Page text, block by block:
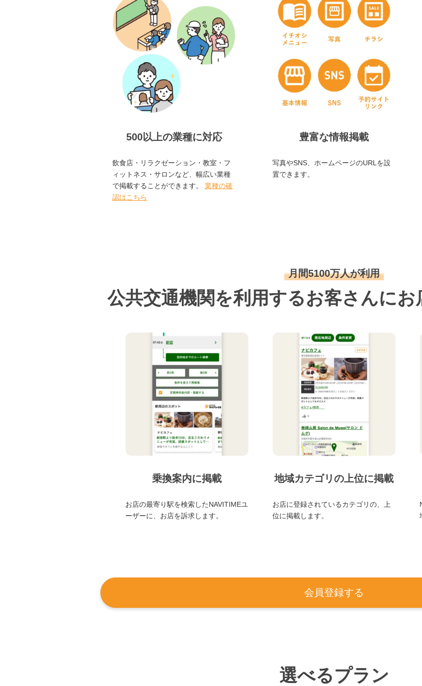
500以上の業種に対応
飲食店・リラクゼーション・教室・フ
ィットネス・サロンなど、幅広い業種
で掲載することができます。 業種の確
認はこちら
豊富な情報掲載
写真やSNS、ホームページのURLを設
置できます。
月間5100万人が利用
公共交通機関を利用するお客さんに
乗換案内に掲載
お店の最寄り駅を検索したNAVITIMEユ
ーザーに、お店を訴求します。
地域カテゴリの上位に掲載
お店に登録されているカテゴリの、上
位に掲載します。
会員登録する
選べるプラン